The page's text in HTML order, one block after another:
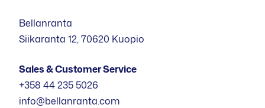
Bellanranta
Siikaranta 12, 70620 Kuopio
Sales & Customer Service
+358 44 235 5026
info@bellanranta.com